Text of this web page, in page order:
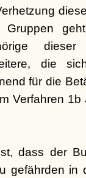
Gruppen
dieser
die
für die
Verfahren
dass der
gefährden in